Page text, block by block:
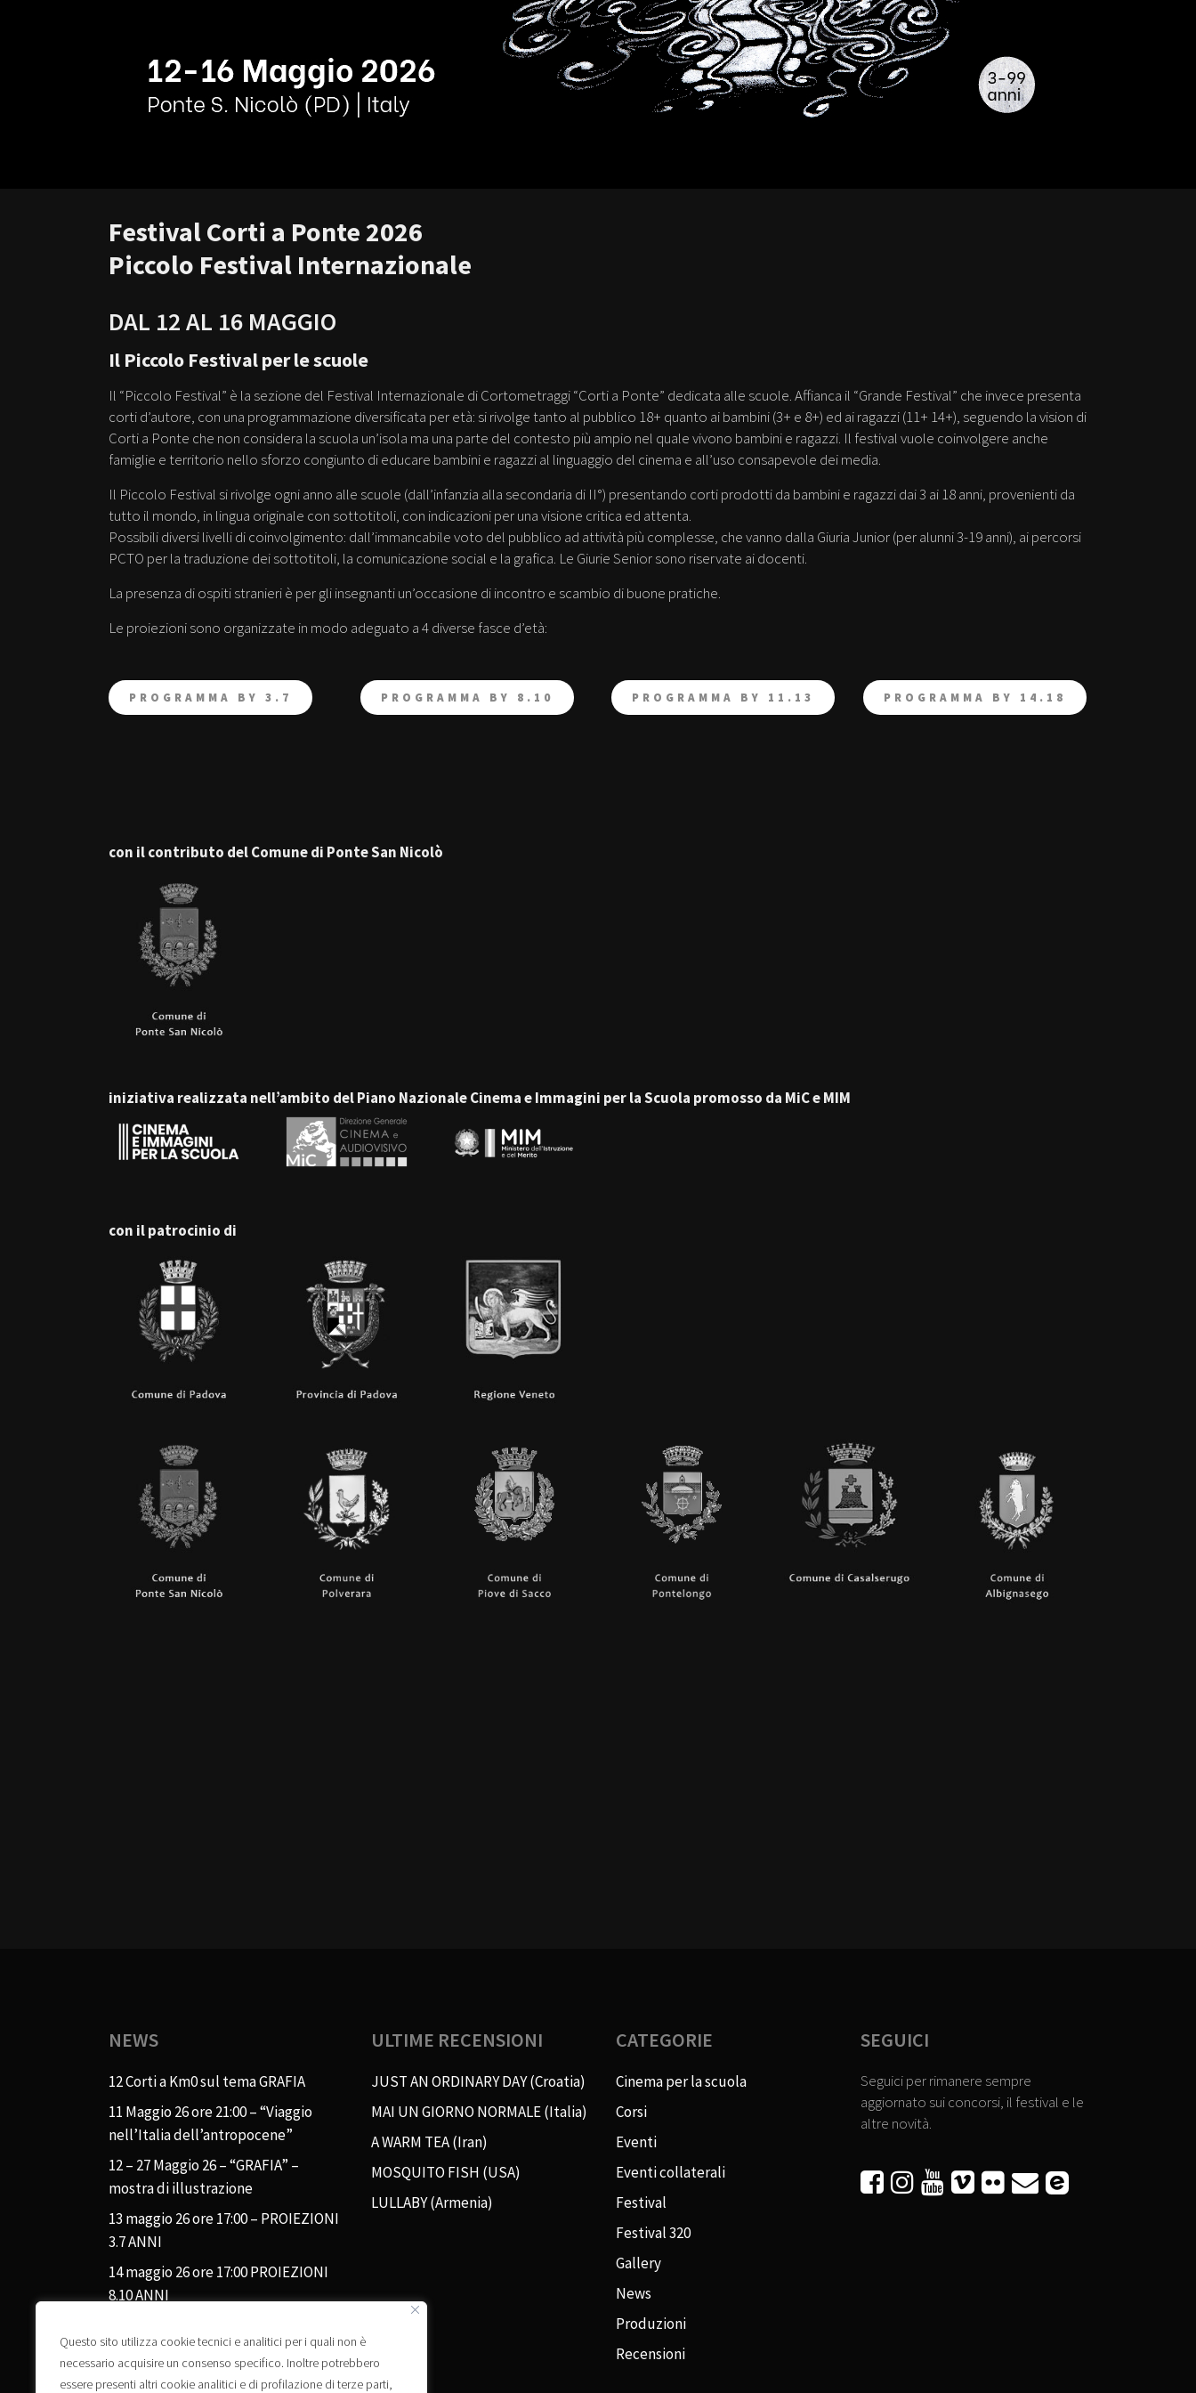
Questo sito utilizza cookie tecnici e analitici per i quali non è
necessario acquisire un consenso specifico. Inoltre potrebbero
essere presenti altri cookie analitici e di profilazione di terze parti,
Festival Corti a Ponte 2026
Piccolo Festival Internazionale
DAL 12 AL 16 MAGGIO
Il Piccolo Festival per le scuole
Il “Piccolo Festival” è la sezione del Festival Internazionale di Cortometraggi “Corti a Ponte” dedicata alle scuole. Affianca il “Grande Festival” che invece presenta
corti d’autore, con una programmazione diversificata per età: si rivolge tanto al pubblico 18+ quanto ai bambini (3+ e 8+) ed ai ragazzi (11+ 14+), seguendo la vision di
Corti a Ponte che non considera la scuola un’isola ma una parte del contesto più ampio nel quale vivono bambini e ragazzi. Il festival vuole coinvolgere anche
famiglie e territorio nello sforzo congiunto di educare bambini e ragazzi al linguaggio del cinema e all’uso consapevole dei media.
Il Piccolo Festival si rivolge ogni anno alle scuole (dall’infanzia alla secondaria di II°) presentando corti prodotti da bambini e ragazzi dai 3 ai 18 anni, provenienti da
tutto il mondo, in lingua originale con sottotitoli, con indicazioni per una visione critica ed attenta.
Possibili diversi livelli di coinvolgimento: dall’immancabile voto del pubblico ad attività più complesse, che vanno dalla Giuria Junior (per alunni 3-19 anni), ai percorsi
PCTO per la traduzione dei sottotitoli, la comunicazione social e la grafica. Le Giurie Senior sono riservate ai docenti.
La presenza di ospiti stranieri è per gli insegnanti un’occasione di incontro e scambio di buone pratiche.
Le proiezioni sono organizzate in modo adeguato a 4 diverse fasce d’età:
PROGRAMMA BY 3.7 PROGRAMMA BY 8.10 PROGRAMMA BY 11.13 PROGRAMMA BY 14.18
con il contributo del Comune di Ponte San Nicolò
iniziativa realizzata nell’ambito del Piano Nazionale Cinema e Immagini per la Scuola promosso da MiC e MIM
con il patrocinio di
NEWS
12 Corti a Km0 sul tema GRAFIA
11 Maggio 26 ore 21:00 – “Viaggio
nell’Italia dell’antropocene”
12 – 27 Maggio 26 – “GRAFIA” –
mostra di illustrazione
13 maggio 26 ore 17:00 – PROIEZIONI
3.7 ANNI
14 maggio 26 ore 17:00 PROIEZIONI
8.10 ANNI
ULTIME RECENSIONI
JUST AN ORDINARY DAY (Croatia)
MAI UN GIORNO NORMALE (Italia)
A WARM TEA (Iran)
MOSQUITO FISH (USA)
LULLABY (Armenia)
CATEGORIE
Cinema per la scuola
Corsi
Eventi
Eventi collaterali
Festival
Festival 320
Gallery
News
Produzioni
Recensioni
SEGUICI
Seguici per rimanere sempre
aggiornato sui concorsi, il festival e le
altre novità.
     